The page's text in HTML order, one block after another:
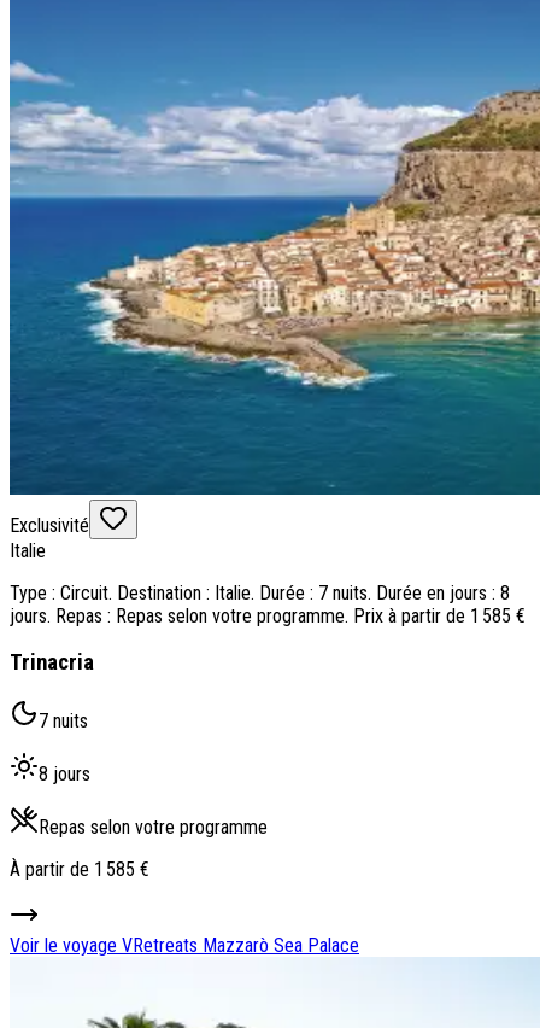
Exclusivité
Italie
Type : Circuit. Destination : Italie. Durée : 7 nuits. Durée en jours : 8
jours. Repas : Repas selon votre programme. Prix à partir de 1 585 €
Trinacria
7 nuits
8 jours
Repas selon votre programme
À partir de 1 585 €
Voir le voyage VRetreats Mazzarò Sea Palace